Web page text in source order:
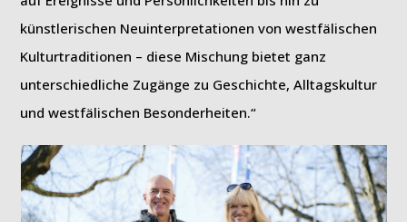
künstlerischen Neuinterpretationen von westfälischen
Kulturtraditionen – diese Mischung bietet ganz
unterschiedliche Zugänge zu Geschichte, Alltagskultur
und westfälischen Besonderheiten.“